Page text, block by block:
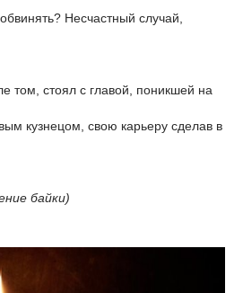
Несчастный случай,
том, стоял с главой, поникшей на
кузнецом, свою карьеру сделав в
байки)